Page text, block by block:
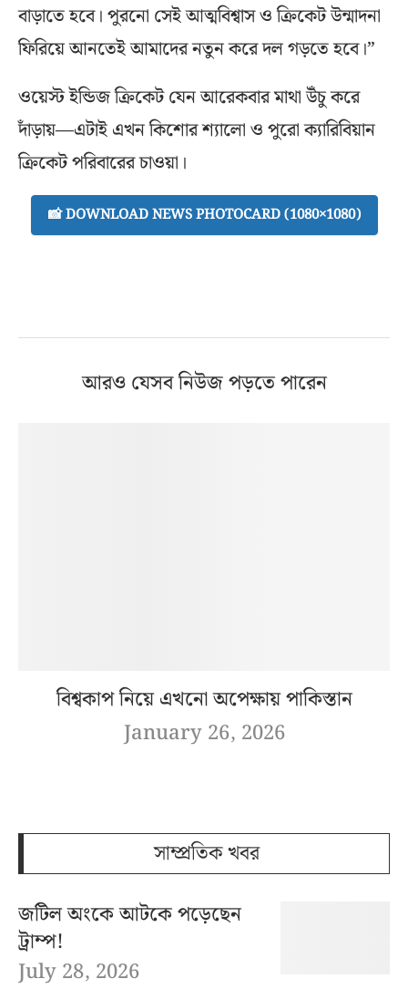
বাড়াতে হবে। পুরনো সেই আত্মবিশ্বাস ও ক্রিকেট উন্মাদনা
ফিরিয়ে আনতেই আমাদের নতুন করে দল গড়তে হবে।”
ওয়েস্ট ইন্ডিজ ক্রিকেট যেন আরেকবার মাথা উঁচু করে
দাঁড়ায়—এটাই এখন কিশোর শ্যালো ও পুরো ক্যারিবিয়ান
ক্রিকেট পরিবারের চাওয়া।
📸 DOWNLOAD NEWS PHOTOCARD (1080×1080)
আরও যেসব নিউজ পড়তে পারেন
বিশ্বকাপ নিয়ে এখনো অপেক্ষায় পাকিস্তান
January 26, 2026
সাম্প্রতিক খবর
জটিল অংকে আটকে পড়েছেন
ট্রাম্প!
July 28, 2026